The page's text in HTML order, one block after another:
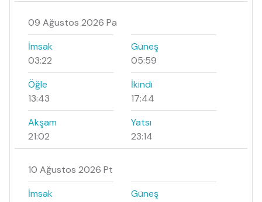
09 Ağustos 2026 Pa
İmsak
03:22
Güneş
05:59
Öğle
13:43
İkindi
17:44
Akşam
21:02
Yatsı
23:14
10 Ağustos 2026 Pt
İmsak
Güneş